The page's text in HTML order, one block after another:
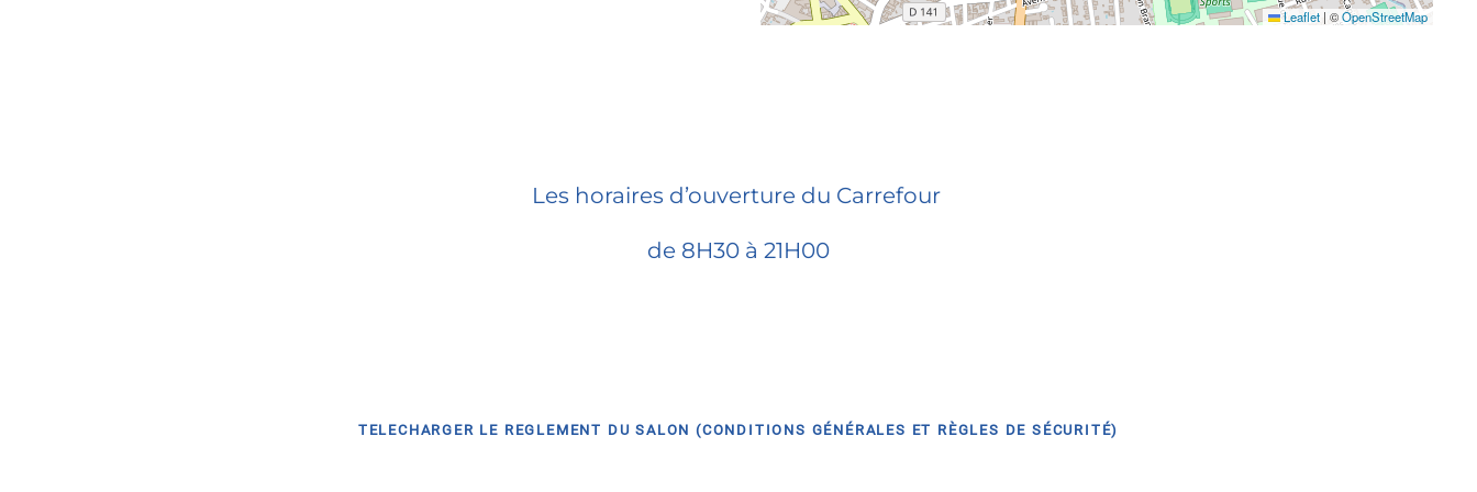
Leaflet | ©OpenStreetMap
Les horaires d’ouverture du Carrefour
de 8H30 à 21H00
TELECHARGER LE REGLEMENT DU SALON (CONDITIONS GÉNÉRALES ET RÈGLES DE SÉCURITÉ)